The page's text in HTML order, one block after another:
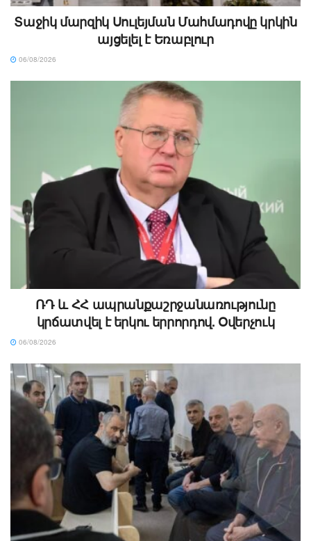
Տաջիկ մարզիկ Սուլեյման Մահմադովը կրկին
այցելել է Եռաբլուր
06/08/2026
ՌԴ և ՀՀ ապրանքաշրջանառությունը
կրճատվել է երկու երրորդով. Օվերչուկ
06/08/2026